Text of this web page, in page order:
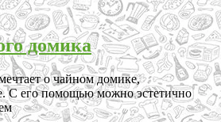
домика
о чайном домике,
С его помощью можно эстетично